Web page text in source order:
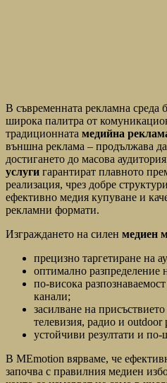
В съвременната рекламна среда
широка палитра от
традиционната медийна
външна реклама – продължава
достигането до масова
услуги гарантират плавното
реализация, чрез добре
ефективно медия купуване и
рекламни формати.
Изграждането на силен медиен
прецизно таргетиране на
оптимално разпределение
по-висока
канали;
засилване на
телевизия, радио и outdoor
устойчиви резултати и
В MEmotion вярваме, че
започва с правилния медиен